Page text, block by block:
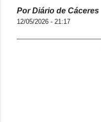
Por Diário de Cáceres
12/05/2026 - 21:17